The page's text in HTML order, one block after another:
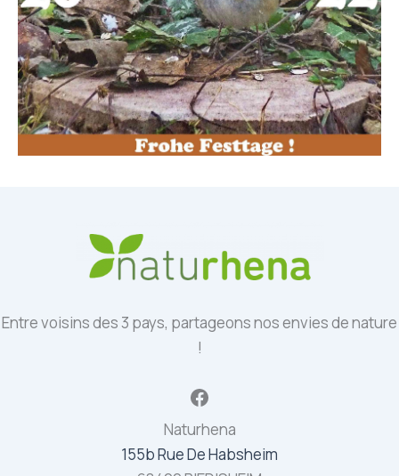
Entre voisins des 3 pays, partageons nos envies de nature
!
Facebook
Naturhena
155b Rue De Habsheim